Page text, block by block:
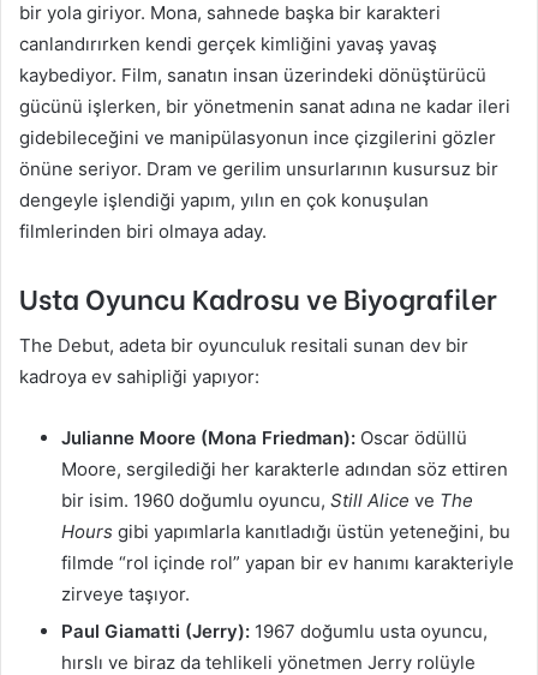
bir yola giriyor. Mona, sahnede başka bir karakteri
canlandırırken kendi gerçek kimliğini yavaş yavaş
kaybediyor. Film, sanatın insan üzerindeki dönüştürücü
gücünü işlerken, bir yönetmenin sanat adına ne kadar ileri
gidebileceğini ve manipülasyonun ince çizgilerini gözler
önüne seriyor. Dram ve gerilim unsurlarının kusursuz bir
dengeyle işlendiği yapım, yılın en çok konuşulan
filmlerinden biri olmaya aday.
Usta Oyuncu Kadrosu ve Biyografiler
The Debut, adeta bir oyunculuk resitali sunan dev bir
kadroya ev sahipliği yapıyor:
Julianne Moore (Mona Friedman): Oscar ödüllü
Moore, sergilediği her karakterle adından söz ettiren
bir isim. 1960 doğumlu oyuncu, Still Alice ve The
Hours gibi yapımlarla kanıtladığı üstün yeteneğini, bu
filmde “rol içinde rol” yapan bir ev hanımı karakteriyle
zirveye taşıyor.
Paul Giamatti (Jerry): 1967 doğumlu usta oyuncu,
hırslı ve biraz da tehlikeli yönetmen Jerry rolüyle